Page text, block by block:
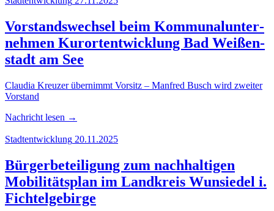
Vor­stands­wech­sel beim Kom­mu­nal­un­ter­
neh­men Kur­ort­ent­wick­lung Bad Wei­ßen­
stadt am See
Claudia Kreuzer übernimmt Vorsitz – Manfred Busch wird zweiter
Vorstand
Nachricht lesen →
Stadtentwicklung 20.11.2025
Bür­ger­be­tei­li­gung zum nach­hal­ti­gen
Mobi­li­täts­plan im Land­kreis Wun­sie­del i.
Fichtelgebirge